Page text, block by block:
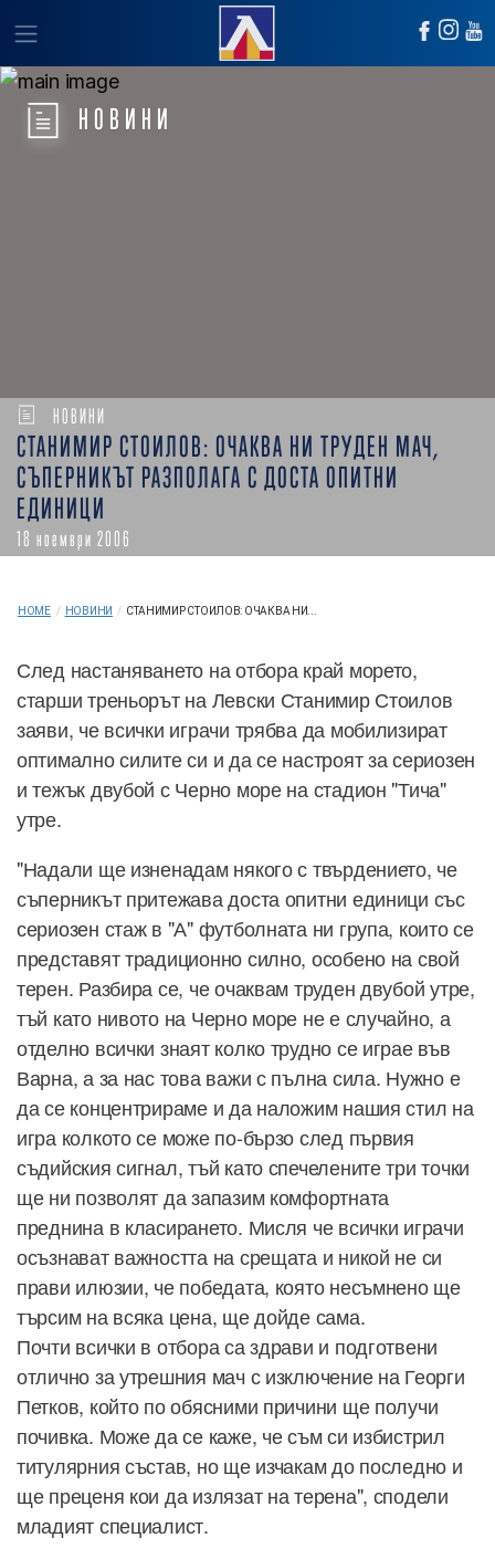
НОВИНИ
НОВИНИ
СТАНИМИР СТОИЛОВ: ОЧАКВА НИ ТРУДЕН МАЧ,
СЪПЕРНИКЪТ РАЗПОЛАГА С ДОСТА ОПИТНИ
ЕДИНИЦИ
18 ноември 2006
HOME / НОВИНИ / СТАНИМИР СТОИЛОВ: ОЧАКВА НИ...
След настаняването на отбора край морето,
старши треньорът на Левски Станимир Стоилов
заяви, че всички играчи трябва да мобилизират
оптимално силите си и да се настроят за сериозен
и тежък двубой с Черно море на стадион "Тича"
утре.
"Надали ще изненадам някого с твърдението, че
съперникът притежава доста опитни единици със
сериозен стаж в "А" футболната ни група, които се
представят традиционно силно, особено на свой
терен. Разбира се, че очаквам труден двубой утре,
тъй като нивото на Черно море не е случайно, а
отделно всички знаят колко трудно се играе във
Варна, а за нас това важи с пълна сила. Нужно е
да се концентрираме и да наложим нашия стил на
игра колкото се може по-бързо след първия
съдийския сигнал, тъй като спечелените три точки
ще ни позволят да запазим комфортната
преднина в класирането. Мисля че всички играчи
осъзнават важността на срещата и никой не си
прави илюзии, че победата, която несъмнено ще
търсим на всяка цена, ще дойде сама.
Почти всички в отбора са здрави и подготвени
отлично за утрешния мач с изключение на Георги
Петков, който по обясними причини ще получи
почивка. Може да се каже, че съм си избистрил
титулярния състав, но ще изчакам до последно и
ще преценя кои да излязат на терена", сподели
младият специалист.